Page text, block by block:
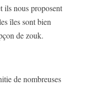
ils nous proposent
îles sont bien
de zouk.
de nombreuses